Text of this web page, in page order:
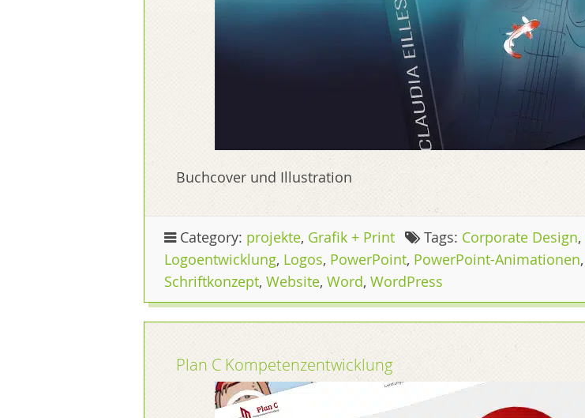
Buchcover und Illustration
Category: projekte, Grafik + Print Tags: Corporate Design,
Logoentwicklung, Logos, PowerPoint, PowerPoint-Animationen,
Schriftkonzept, Website, Word, WordPress
Plan C Kompetenz­entwicklung